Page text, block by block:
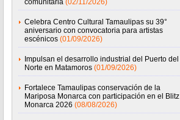
comunitaria (02/11/2026)
Celebra Centro Cultural Tamaulipas su 39°
aniversario con convocatoria para artistas
escénicos (01/09/2026)
Impulsan el desarrollo industrial del Puerto del
Norte en Matamoros (01/09/2026)
Fortalece Tamaulipas conservación de la
Mariposa Monarca con participación en el Blitz
Monarca 2026 (08/08/2026)